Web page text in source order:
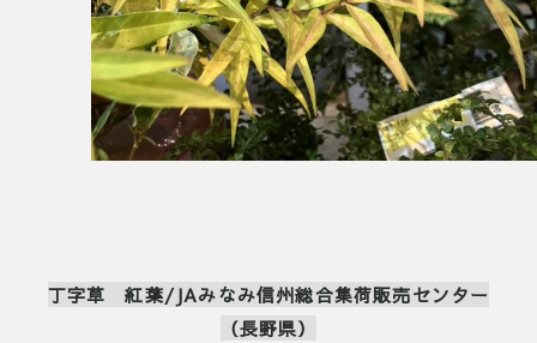
丁字草 紅葉/JAみなみ信州総合集荷販売センター
（長野県）